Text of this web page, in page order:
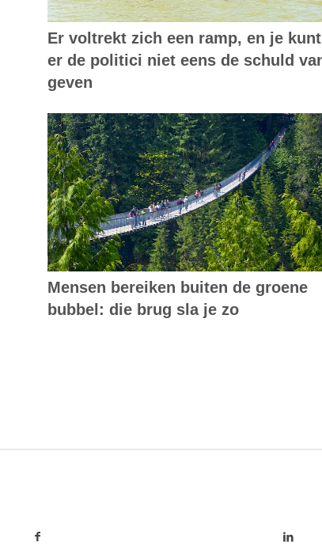
Er voltrekt zich een ramp, en je kunt
er de politici niet eens de schuld
geven
Mensen bereiken buiten de groene
bubbel: die brug sla je zo